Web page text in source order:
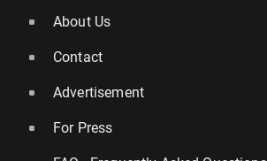
About Us
Contact
Advertisement
For Press